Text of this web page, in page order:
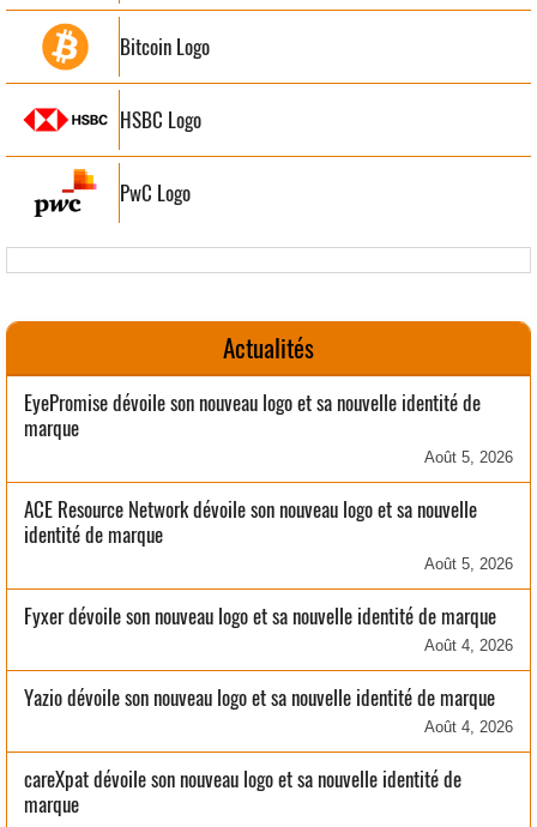
Bitcoin Logo
HSBC Logo
PwC Logo
Actualités
EyePromise dévoile son nouveau logo et sa nouvelle identité de
marque
Août 5, 2026
ACE Resource Network dévoile son nouveau logo et sa nouvelle
identité de marque
Août 5, 2026
Fyxer dévoile son nouveau logo et sa nouvelle identité de marque
Août 4, 2026
Yazio dévoile son nouveau logo et sa nouvelle identité de marque
Août 4, 2026
careXpat dévoile son nouveau logo et sa nouvelle identité de
marque